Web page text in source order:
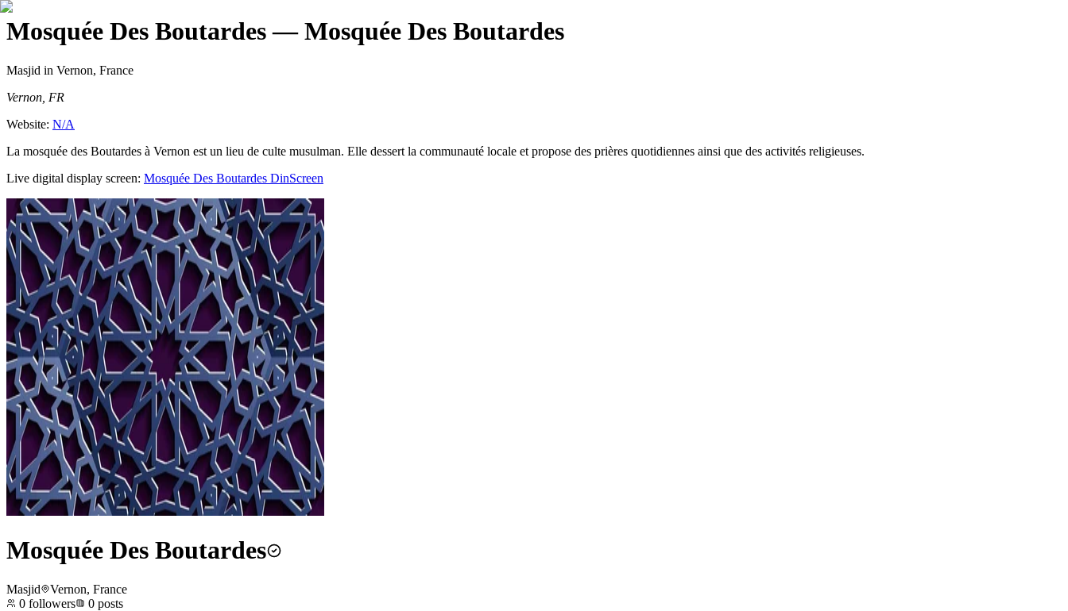
Mosquée Des Boutardes— Mosquée Des Boutardes
Masjid in Vernon, France
Vernon, FR
Website: N/A
La mosquée des Boutardes à Vernon est un lieu de culte musulman. Elle dessert la communauté locale et propose des prières quotidiennes ainsi que des activités religieuses.
Live digital display screen: Mosquée Des Boutardes DinScreen
Mosquée Des Boutardes
Masjid
Vernon, France
0 followers 0 posts